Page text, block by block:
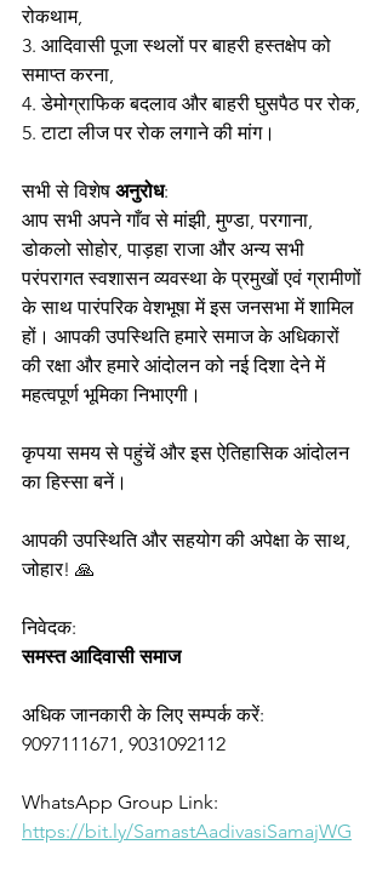
रोकथाम,
3. आदिवासी पूजा स्थलों पर बाहरी हस्तक्षेप को
समाप्त करना,
4. डेमोग्राफिक बदलाव और बाहरी घुसपैठ पर रोक,
5. टाटा लीज पर रोक लगाने की मांग।
सभी से विशेष अनुरोध:
आप सभी अपने गाँव से मांझी, मुण्डा, परगाना,
डोकलो सोहोर, पाड़हा राजा और अन्य सभी
परंपरागत स्वशासन व्यवस्था के प्रमुखों एवं ग्रामीणों
के साथ पारंपरिक वेशभूषा में इस जनसभा में शामिल
हों। आपकी उपस्थिति हमारे समाज के अधिकारों
की रक्षा और हमारे आंदोलन को नई दिशा देने में
महत्वपूर्ण भूमिका निभाएगी।
कृपया समय से पहुंचें और इस ऐतिहासिक आंदोलन
का हिस्सा बनें।
आपकी उपस्थिति और सहयोग की अपेक्षा के साथ,
जोहार! 🙏
निवेदक:
समस्त आदिवासी समाज
अधिक जानकारी के लिए सम्पर्क करें:
9097111671, 9031092112
WhatsApp Group Link:
https://bit.ly/SamastAadivasiSamajWG